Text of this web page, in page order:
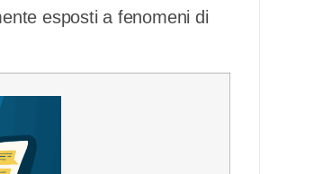
esposti a fenomeni di